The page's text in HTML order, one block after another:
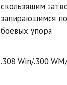
скользящим
запирающимся
боевых упора
.308 Win/.300